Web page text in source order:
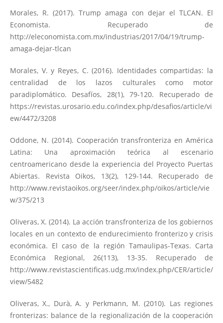
Morales, R. (2017). Trump amaga con dejar el TLCAN. El
Economista. Recuperado de
http://eleconomista.com.mx/industrias/2017/04/19/trump-
amaga-dejar-tlcan
Morales, V. y Reyes, C. (2016). Identidades compartidas: la
centralidad de los lazos culturales como motor
paradiplomático. Desafíos, 28(1), 79-120. Recuperado de
https://revistas.urosario.edu.co/index.php/desafios/article/vi
ew/4472/3208
Oddone, N. (2014). Cooperación transfronteriza en América
Latina: Una aproximación teórica al escenario
centroamericano desde la experiencia del Proyecto Puertas
Abiertas. Revista Oikos, 13(2), 129-144. Recuperado de
http://www.revistaoikos.org/seer/index.php/oikos/article/vie
w/375/213
Oliveras, X. (2014). La acción transfronteriza de los gobiernos
locales en un contexto de endurecimiento fronterizo y crisis
económica. El caso de la región Tamaulipas-Texas. Carta
Económica Regional, 26(113), 13-35. Recuperado de
http://www.revistascientificas.udg.mx/index.php/CER/article/
view/5482
Oliveras, X., Durà, A. y Perkmann, M. (2010). Las regiones
fronterizas: balance de la regionalización de la cooperación